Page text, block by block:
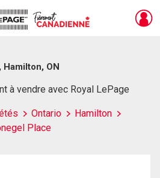
Hamilton, ON
à vendre avec Royal LePage
Ontario
Hamilton
Place